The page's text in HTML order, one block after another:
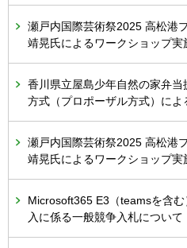
瀬戸内国際芸術祭2025 高松港
靖晃氏によるワークショップ実
香川県立屋島少年自然の家弁
方式（プロポーザル方式）によ
瀬戸内国際芸術祭2025 高松港
靖晃氏によるワークショップ実
Microsoft365 E3（teamsを含
入に係る一般競争入札について